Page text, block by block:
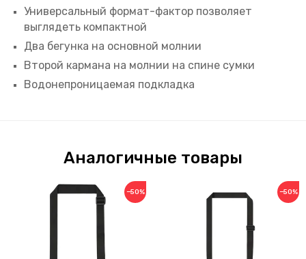
Универсальный формат-фактор позволяет
выглядеть компактной
Два бегунка на основной молнии
Второй кармана на молнии на спине сумки
Водонепроницаемая подкладка
Аналогичные товары
−50% −50%